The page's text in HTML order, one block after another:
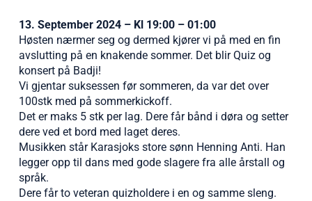
13. September 2024 – Kl 19:00 – 01:00
Høsten nærmer seg og dermed kjører vi på med en fin
avslutting på en knakende sommer. Det blir Quiz og
konsert på Badji!
Vi gjentar suksessen før sommeren, da var det over
100stk med på sommerkickoff.
Det er maks 5 stk per lag. Dere får bånd i døra og setter
dere ved et bord med laget deres.
Musikken står Karasjoks store sønn Henning Anti. Han
legger opp til dans med gode slagere fra alle årstall og
språk.
Dere får to veteran quizholdere i en og samme sleng.